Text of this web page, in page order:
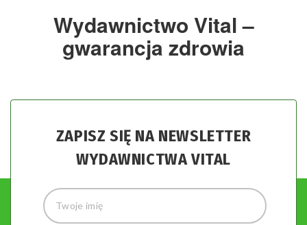
Wydawnictwo Vital –
gwarancja zdrowia
ZAPISZ SIĘ NA NEWSLETTER
WYDAWNICTWA VITAL